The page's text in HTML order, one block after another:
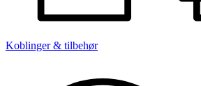
Koblinger & tilbehør